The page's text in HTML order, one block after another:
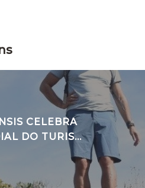
CELEBRA
DO TURIS...